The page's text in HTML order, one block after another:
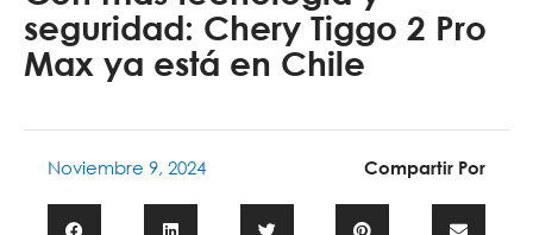
seguridad: Chery Tiggo 2 Pro
Max ya está en Chile
Noviembre 9, 2024 Compartir Por